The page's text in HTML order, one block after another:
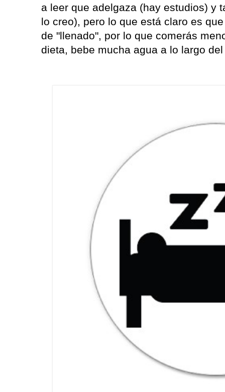
a leer que adelgaza (hay estudios) y
lo creo), pero lo que está claro es
de "llenado", por lo que comerás
dieta, bebe mucha agua a lo largo